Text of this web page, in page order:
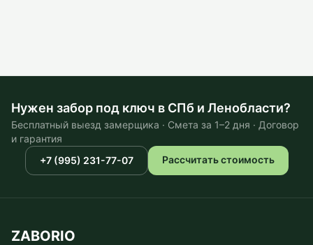
Нужен забор под ключ в СПб и Ленобласти?
Бесплатный выезд замерщика · Смета за 1–2 дня · Договор
и гарантия
+7 (995) 231-77-07
Рассчитать стоимость
ZABORIO